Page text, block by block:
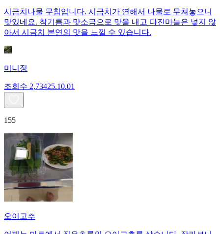
시금치나물 무침입니다. 시금치가 연해서 나물로 무쳐놓으니
맛있네요. 참기름과 맛소금으로 맛을 내고 다진마늘은 넣지 않
아서 시금치 본연의 맛을 느낄 수 있습니다.
미니정
조회수 2,73425.10.01
155
오이고추